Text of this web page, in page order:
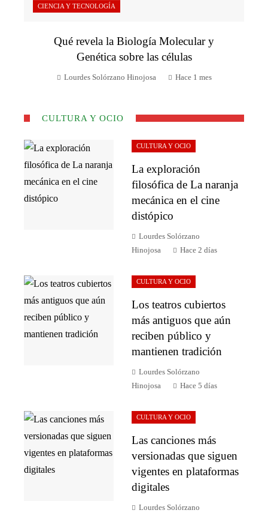
CIENCIA Y TECNOLOGÍA
Qué revela la Biología Molecular y
Genética sobre las células
Lourdes Solórzano Hinojosa Hace 1 mes
CULTURA Y OCIO
CULTURA Y OCIO
La exploración
filosófica de La naranja
mecánica en el cine
distópico
Lourdes Solórzano
Hinojosa
Hace 2 días
CULTURA Y OCIO
Los teatros cubiertos
más antiguos que aún
reciben público y
mantienen tradición
Lourdes Solórzano
Hinojosa
Hace 5 días
CULTURA Y OCIO
Las canciones más
versionadas que siguen
vigentes en plataformas
digitales
Lourdes Solórzano